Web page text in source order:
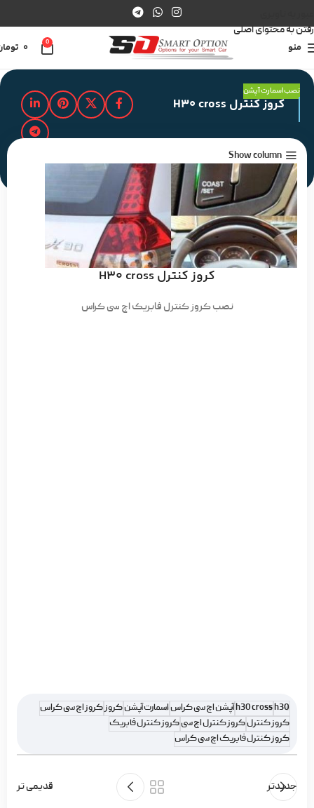
رفتن به محتوای اصلی
منو
0
نصب اسمارت آپشن
کروز کنترل H30 cross
مدت زمان مطالعه : 2 دقیقه
Show column
کروز کنترل H30 cross
نصب کروز کنترل فابریک اچ سی کراس
h30
h30 crossآپشن اچ سی کراساسمارت آپشنکروزکروز اچ سی کراس
کروز کنترلکروز کنترل اچ سیکروز کنترل فابریک
کروز کنترل فابریک اچ سی کراس
جدیدتر قدیمی تر